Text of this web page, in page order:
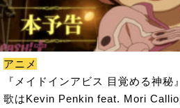
アニメ
『メイドインアビス 目覚める神秘
歌はKevin Penkin feat. Mori